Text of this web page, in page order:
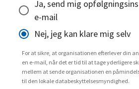
Ja, send mig
e-mail
Nej, jeg kan klare mig selv
For at sikre, at organisationen efterlever din
en e-mail, når det er tid til at tage yderligere
mellem at sende organisationen en
til den lokale databeskyttelsesmyndighed.